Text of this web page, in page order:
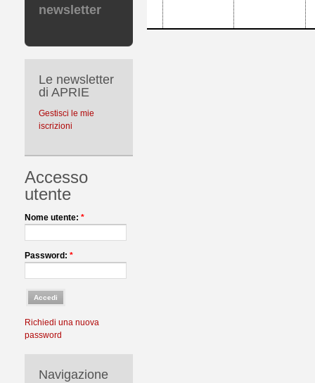
newsletter
Le newsletter
di APRIE
Gestisci le mie
iscrizioni
Accesso
utente
Nome utente: *
Password: *
Richiedi una nuova
password
Navigazione